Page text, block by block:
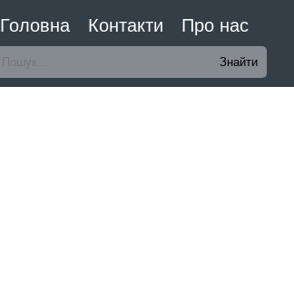
Головна Контакти Про нас